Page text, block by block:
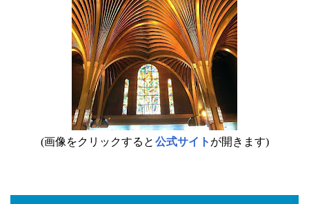
(画像をクリックすると 公式サイト が開きます)